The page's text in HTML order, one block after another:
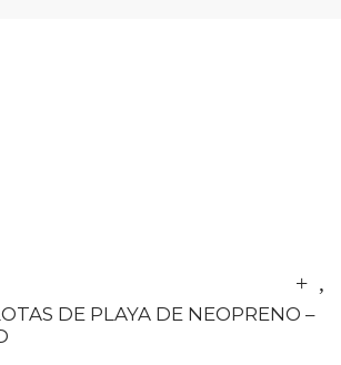
DE PLAYA DE NEOPRENO –